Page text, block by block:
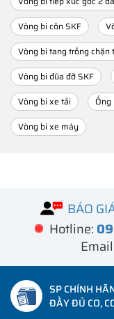
Vòng bi côn SKF
Vòng bi tang trống chặn
Vòng bi đũa đỡ SKF
Vòng bi xe tải
Vòng bi xe máy
BÁO
Hotline:
SP CHÍNH
ĐẦY ĐỦ CO,